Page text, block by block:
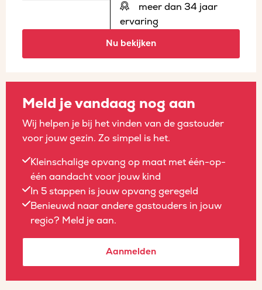
meer dan 34 jaar
ervaring
Nu bekijken
Meld je vandaag nog aan
Wij helpen je bij het vinden van de gastouder
voor jouw gezin. Zo simpel is het.
Kleinschalige opvang op maat met één-op-
één aandacht voor jouw kind
In 5 stappen is jouw opvang geregeld
Benieuwd naar andere gastouders in jouw
regio? Meld je aan.
Aanmelden